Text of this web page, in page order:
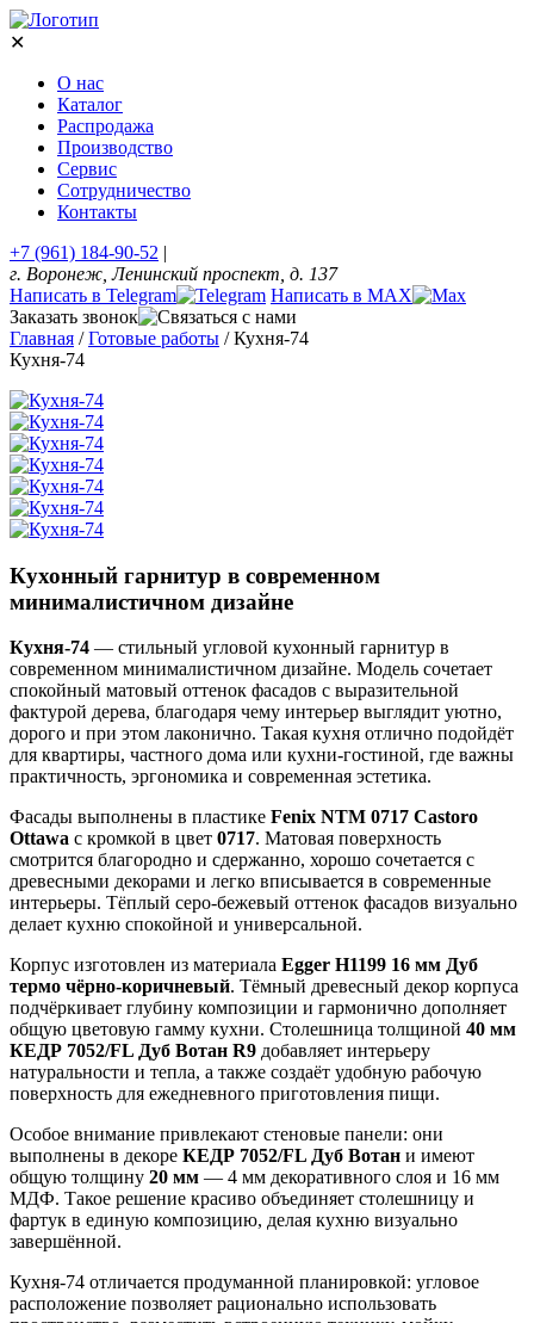
✕
О нас
Каталог
Распродажа
Производство
Сервис
Сотрудничество
Контакты
+7 (961) 184-90-52 |
г. Воронеж, Ленинский проспект, д. 137
Написать в Telegram
Написать в MAX
Заказать звонок
Главная /Готовые работы /Кухня-74
Кухня-74
Кухонный гарнитур в современном
минималистичном дизайне
Кухня-74 — стильный угловой кухонный гарнитур в
современном минималистичном дизайне. Модель сочетает
спокойный матовый оттенок фасадов с выразительной
фактурой дерева, благодаря чему интерьер выглядит уютно,
дорого и при этом лаконично. Такая кухня отлично подойдёт
для квартиры, частного дома или кухни-гостиной, где важны
практичность, эргономика и современная эстетика.
Фасады выполнены в пластике Fenix NTM 0717 Castoro
Ottawa с кромкой в цвет 0717. Матовая поверхность
смотрится благородно и сдержанно, хорошо сочетается с
древесными декорами и легко вписывается в современные
интерьеры. Тёплый серо-бежевый оттенок фасадов визуально
делает кухню спокойной и универсальной.
Корпус изготовлен из материала Egger H1199 16 мм Дуб
термо чёрно-коричневый. Тёмный древесный декор корпуса
подчёркивает глубину композиции и гармонично дополняет
общую цветовую гамму кухни. Столешница толщиной 40 мм
КЕДР 7052/FL Дуб Вотан R9 добавляет интерьеру
натуральности и тепла, а также создаёт удобную рабочую
поверхность для ежедневного приготовления пищи.
Особое внимание привлекают стеновые панели: они
выполнены в декоре КЕДР 7052/FL Дуб Вотан и имеют
общую толщину 20 мм — 4 мм декоративного слоя и 16 мм
МДФ. Такое решение красиво объединяет столешницу и
фартук в единую композицию, делая кухню визуально
завершённой.
Кухня-74 отличается продуманной планировкой: угловое
расположение позволяет рационально использовать